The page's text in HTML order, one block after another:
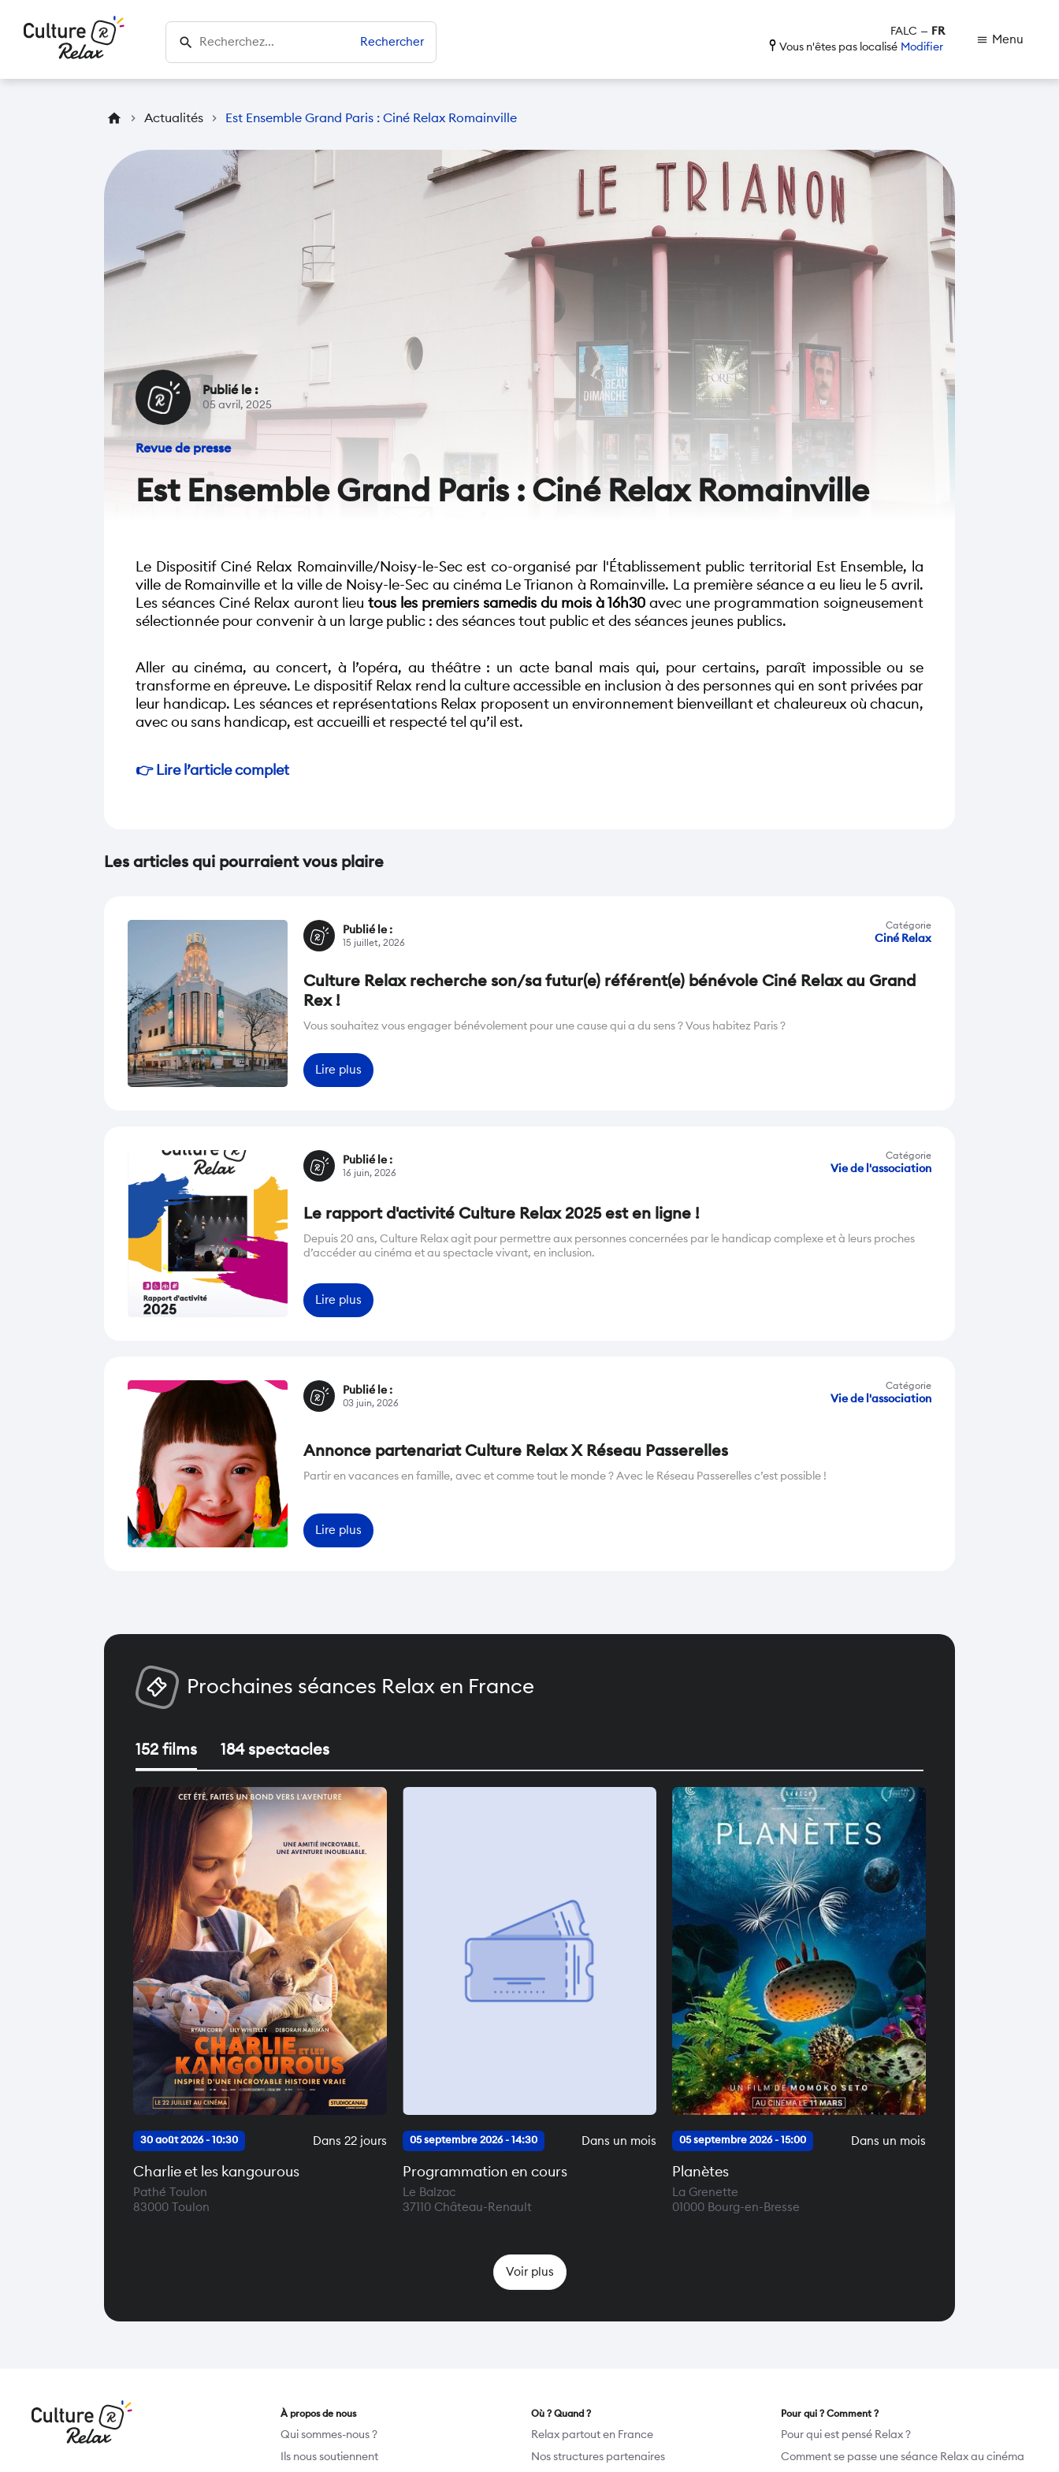
search Rechercher
FALC — FR
Vous n'êtes pas localisé Modifier
menu Menu
home chevron_right Actualités chevron_right Est Ensemble Grand Paris : Ciné Relax Romainville
Publié le :
05 avril, 2025
Revue de presse
Est Ensemble Grand Paris : Ciné Relax Romainville
Le Dispositif Ciné Relax Romainville/Noisy-le-Sec est co-organisé par l'Établissement public territorial Est Ensemble, la
ville de Romainville et la ville de Noisy-le-Sec au cinéma Le Trianon à Romainville. La première séance a eu lieu le 5 avril.
Les séances Ciné Relax auront lieu tous les premiers samedis du mois à 16h30 avec une programmation soigneusement
sélectionnée pour convenir à un large public : des séances tout public et des séances jeunes publics.
Aller au cinéma, au concert, à l’opéra, au théâtre : un acte banal mais qui, pour certains, paraît impossible ou se
transforme en épreuve. Le dispositif Relax rend la culture accessible en inclusion à des personnes qui en sont privées par
leur handicap. Les séances et représentations Relax proposent un environnement bienveillant et chaleureux où chacun,
avec ou sans handicap, est accueilli et respecté tel qu’il est.
👉 Lire l’article complet
Les articles qui pourraient vous plaire
Publié le :
15 juillet, 2026
Catégorie
Ciné Relax
Culture Relax recherche son/sa futur(e) référent(e) bénévole Ciné Relax au Grand
Rex !
Vous souhaitez vous engager bénévolement pour une cause qui a du sens ? Vous habitez Paris ?
Lire plus
Publié le :
16 juin, 2026
Catégorie
Vie de l'association
Le rapport d'activité Culture Relax 2025 est en ligne !
Depuis 20 ans, Culture Relax agit pour permettre aux personnes concernées par le handicap complexe et à leurs proches
d’accéder au cinéma et au spectacle vivant, en inclusion.
Lire plus
Publié le :
03 juin, 2026
Catégorie
Vie de l'association
Annonce partenariat Culture Relax X Réseau Passerelles
Partir en vacances en famille, avec et comme tout le monde ? Avec le Réseau Passerelles c’est possible !
Lire plus
Prochaines séances Relax en France
152 films 184 spectacles
30 août 2026 - 10:30 Dans 22 jours
Charlie et les kangourous
Pathé Toulon
83000
Toulon
05 septembre 2026 - 14:30 Dans un mois
Programmation en cours
Le Balzac
37110 Château-Renault
05 septembre 2026 - 15:00 Dans un mois
Planètes
La Grenette
01000 Bourg-en-Bresse
Voir plus
À propos de nous
Qui sommes-nous ?
Ils nous soutiennent
Où ? Quand ?
Relax partout en France
Nos structures partenaires
Pour qui ? Comment ?
Pour qui est pensé Relax ?
Comment se passe une séance Relax au cinéma